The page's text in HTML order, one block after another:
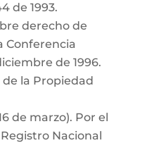
de 1993.
derecho de
Conferencia
de 1996.
la Propiedad
de marzo). Por el
Nacional